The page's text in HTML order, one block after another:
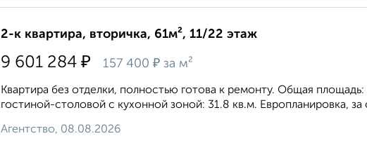
2-к квартира, вторичка, 61м², 11/22 этаж
9 601 284 ₽ 157 400 ₽ за м²
Квартира без отделки, полностью готова к ремонту. Общая
гостиной-столовой с кухонной зоной: 31.8 кв.м. Европланировка,
Агентство, 08.08.2026